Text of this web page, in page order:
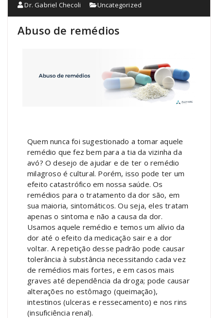
Dr. Gabriel Checoli Uncategorized
Abuso de remédios
Quem nunca foi sugestionado a tomar aquele
remédio que fez bem para a tia da vizinha da
avó? O desejo de ajudar e de ter o remédio
milagroso é cultural. Porém, isso pode ter um
efeito catastrófico em nossa saúde. Os
remédios para o tratamento da dor são, em
sua maioria, sintomáticos. Ou seja, eles tratam
apenas o sintoma e não a causa da dor.
Usamos aquele remédio e temos um alívio da
dor até o efeito da medicação sair e a dor
voltar. A repetição desse padrão pode causar
tolerância à substância necessitando cada vez
de remédios mais fortes, e em casos mais
graves até dependência da droga; pode causar
alterações no estômago (queimação),
intestinos (ulceras e ressecamento) e nos rins
(insuficiência renal).